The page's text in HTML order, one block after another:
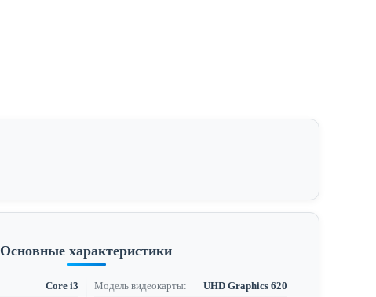
Основные характеристики
Core i3 Модель видеокарты: UHD Graphics 620